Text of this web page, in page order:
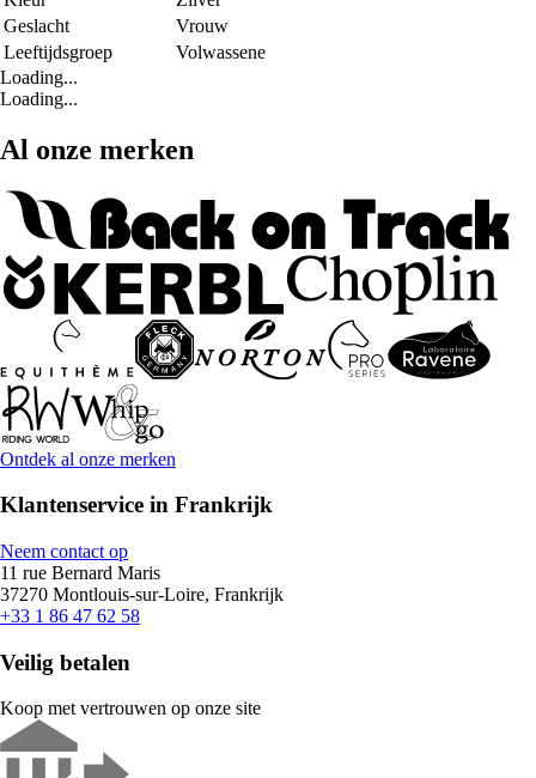
Geslacht
Vrouw
Leeftijdsgroep
Volwassene
Loading...
Loading...
Al onze merken
Ontdek al onze merken
Klantenservice in Frankrijk
Neem contact op
11 rue Bernard Maris
37270 Montlouis-sur-Loire, Frankrijk
+33 1 86 47 62 58
Veilig betalen
Koop met vertrouwen op onze site